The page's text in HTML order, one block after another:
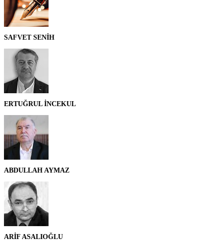
SAFVET SENİH
ERTUĞRUL İNCEKUL
ABDULLAH AYMAZ
ARİF ASALIOĞLU